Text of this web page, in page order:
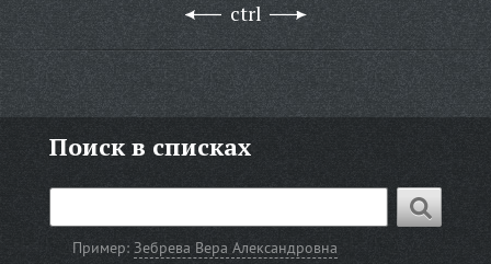
ctrl
Поиск в списках
Пример:Зебрева Вера Александровна